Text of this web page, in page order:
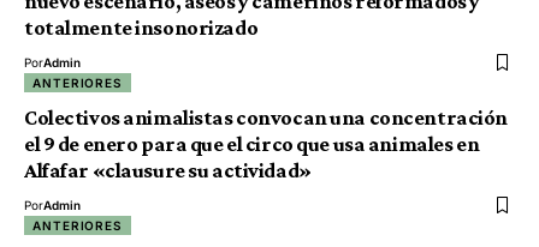
totalmente insonorizado
PorAdmin
ANTERIORES
Colectivos animalistas convocan una concentración
el 9 de enero para que el circo que usa animales en
Alfafar «clausure su actividad»
PorAdmin
ANTERIORES